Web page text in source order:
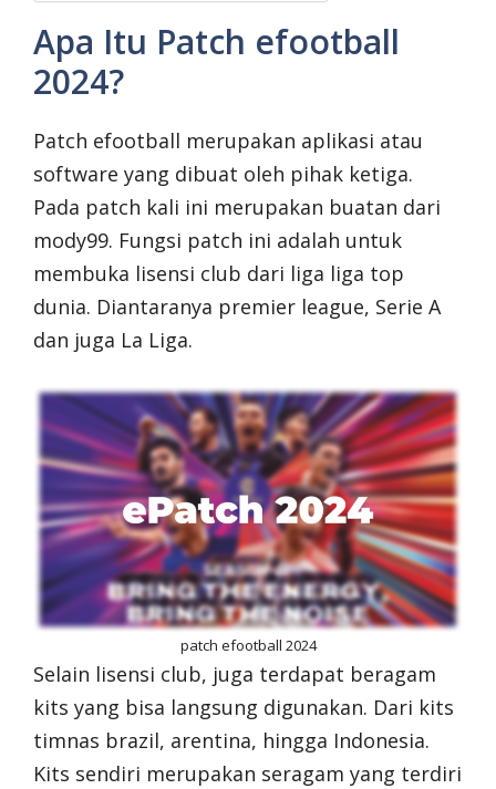
Apa Itu Patch efootball
2024?
Patch efootball merupakan aplikasi atau
software yang dibuat oleh pihak ketiga.
Pada patch kali ini merupakan buatan dari
mody99. Fungsi patch ini adalah untuk
membuka lisensi club dari liga liga top
dunia. Diantaranya premier league, Serie A
dan juga La Liga.
patch efootball 2024
Selain lisensi club, juga terdapat beragam
kits yang bisa langsung digunakan. Dari kits
timnas brazil, arentina, hingga Indonesia.
Kits sendiri merupakan seragam yang terdiri